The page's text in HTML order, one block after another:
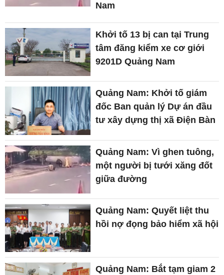
Nam
Khởi tố 13 bị can tại Trung
tâm đăng kiểm xe cơ giới
9201D Quảng Nam
Quảng Nam: Khởi tố giám
đốc Ban quản lý Dự án đầu
tư xây dựng thị xã Điện Bàn
Quảng Nam: Vì ghen tuông,
một người bị tưới xăng đốt
giữa đường
Quảng Nam: Quyết liệt thu
hồi nợ đọng bảo hiểm xã hội
Quảng Nam: Bắt tạm giam 2